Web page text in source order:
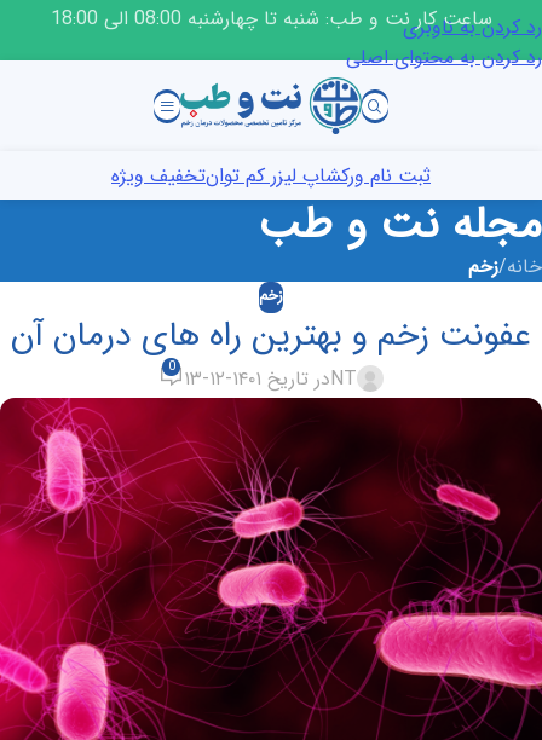
رد کردن به ناوبری
رد کردن به محتوای اصلی
ساعت کار نت و طب: شنبه تا چهارشنبه 08:00 الی 18:00
ثبت نام ورکشاپ لیزر کم توانتخفیف ویژه
مجله نت و طب
خانه/زخم
زخم
عفونت زخم و بهترین راه های درمان آن
NTدر تاریخ ۱۴۰۱-۱۲-۱۳ 0